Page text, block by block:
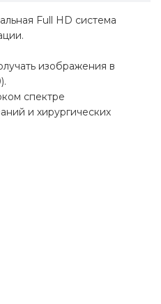
Full HD система
изображения в
спектре
и хирургических